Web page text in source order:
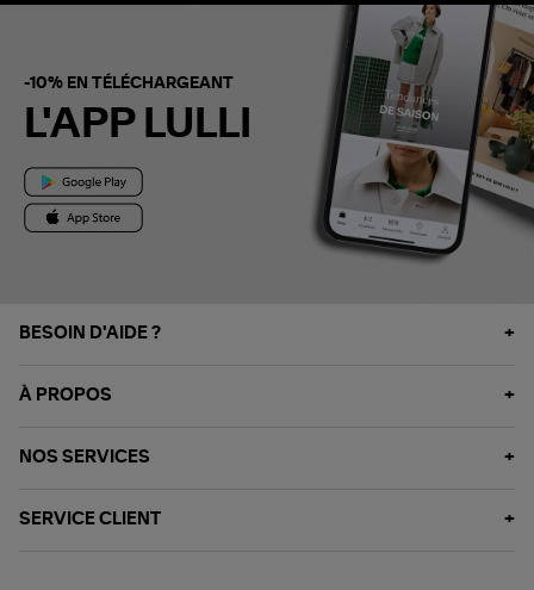
-10% EN TÉLÉCHARGEANT
L'APP LULLI
BESOIN D'AIDE ?
À PROPOS
NOS SERVICES
SERVICE CLIENT